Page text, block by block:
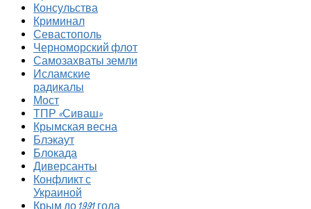
Консульства
Криминал
Севастополь
Черноморский флот
Самозахваты земли
Исламские
радикалы
Мост
ТПР «Сиваш»
Крымская весна
Блэкаут
Блокада
Диверсанты
Конфликт с
Украиной
Крым до 1991 года